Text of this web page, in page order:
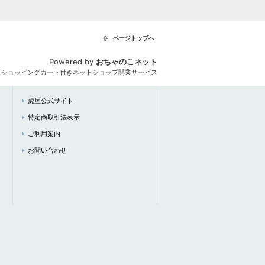
ページトップへ
Powered by おちゃのこネット
ョッピングカート付きネットショップ開業サービス
虎屋公式サイト
特定商取引法表示
ご利用案内
お問い合わせ